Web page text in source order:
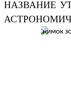
НАЗВАНИЕ